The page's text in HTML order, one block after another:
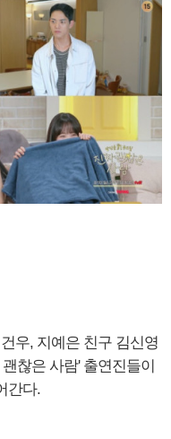
우, 지예은 친구 김신영
찮은 사람' 출연진들이
간다.